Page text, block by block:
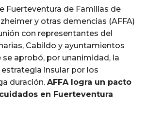
Fuerteventura de Familias de
y otras demencias (AFFA)
con representantes del
Cabildo y ayuntamientos
se aprobó, por unanimidad, la
insular por los
duración. AFFA logra un pacto
en Fuerteventura